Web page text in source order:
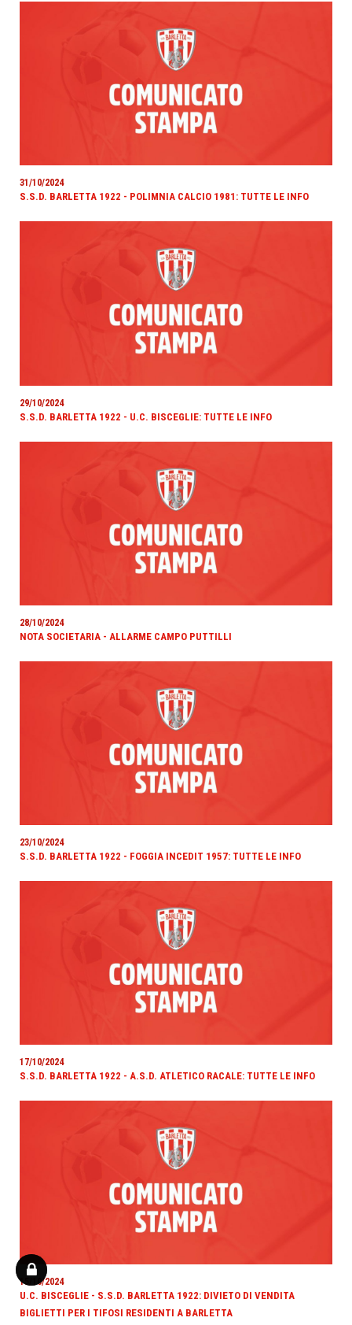
31/10/2024
S.S.D. BARLETTA 1922 - POLIMNIA CALCIO 1981: TUTTE LE INFO
29/10/2024
S.S.D. BARLETTA 1922 - U.C. BISCEGLIE: TUTTE LE INFO
28/10/2024
NOTA SOCIETARIA - ALLARME CAMPO PUTTILLI
23/10/2024
S.S.D. BARLETTA 1922 - FOGGIA INCEDIT 1957: TUTTE LE INFO
17/10/2024
S.S.D. BARLETTA 1922 - A.S.D. ATLETICO RACALE: TUTTE LE INFO
15/10/2024
U.C. BISCEGLIE - S.S.D. BARLETTA 1922: DIVIETO DI VENDITA
BIGLIETTI PER I TIFOSI RESIDENTI A BARLETTA